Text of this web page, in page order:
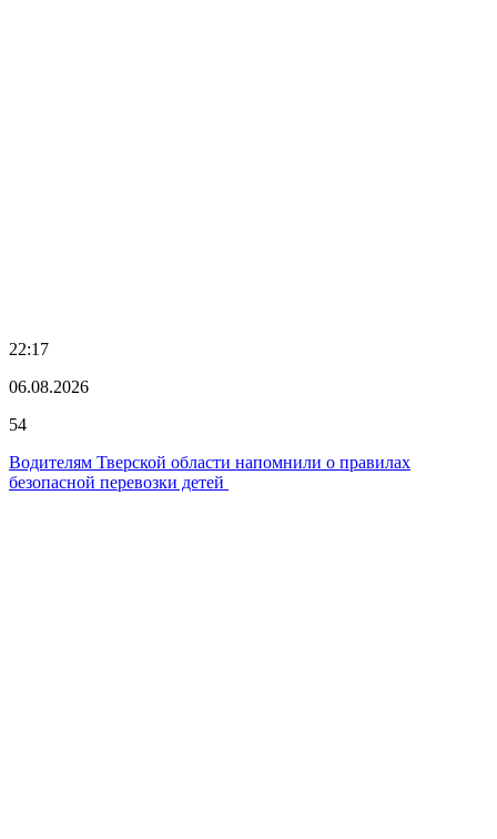
22:17
06.08.2026
54
Водителям Тверской области напомнили о правилах
безопасной перевозки детей